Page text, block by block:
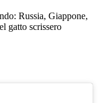
Russia, Giappone,
gatto scrissero